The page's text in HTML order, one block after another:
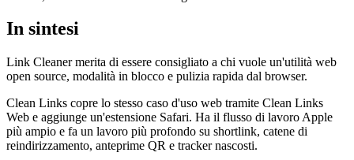
In sintesi
Link Cleaner merita di essere consigliato a chi vuole un'utilità web
open source, modalità in blocco e pulizia rapida dal browser.
Clean Links copre lo stesso caso d'uso web tramite Clean Links
Web e aggiunge un'estensione Safari. Ha il flusso di lavoro Apple
più ampio e fa un lavoro più profondo su shortlink, catene di
reindirizzamento, anteprime QR e tracker nascosti.